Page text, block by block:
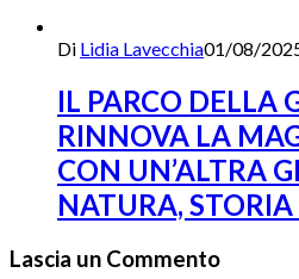
Di Lidia Lavecchia01/08/
IL PARCO DELLA
RINNOVA LA
CON UN’ALTRA
NATURA, STORIA
Lascia un Commento